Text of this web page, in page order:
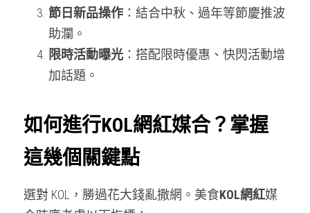
節日新品操作 ：結合中秋、過年等節慶推波
助瀾。
限時活動曝光 ：搭配限時優惠、快閃活動增
加話題。
如何進行KOL網紅媒合？掌握
這幾個關鍵點
選對 KOL，勝過花大錢亂撒網。美食KOL網紅媒